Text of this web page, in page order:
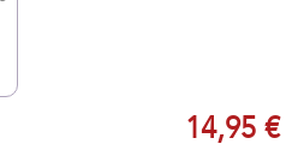
14,95 €